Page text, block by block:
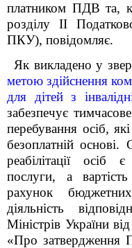
платником ПДВ та,
розділу ІІ
ПКУ), повідомляє.
Як викладено у
метою здійснення
для дітей з
забезпечує
перебування осіб,
безоплатній основі.
реабілітації осіб
послуги, а
рахунок
діяльність
Міністрів України
«Про затвердження